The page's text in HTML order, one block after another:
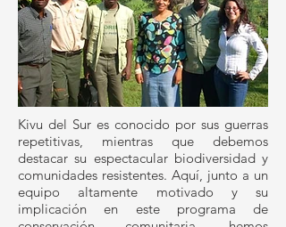
Kivu del Sur es conocido por sus guerras
repetitivas, mientras que debemos
destacar su espectacular biodiversidad y
comunidades resistentes. Aquí, junto a un
equipo altamente motivado y su
implicación en este programa de